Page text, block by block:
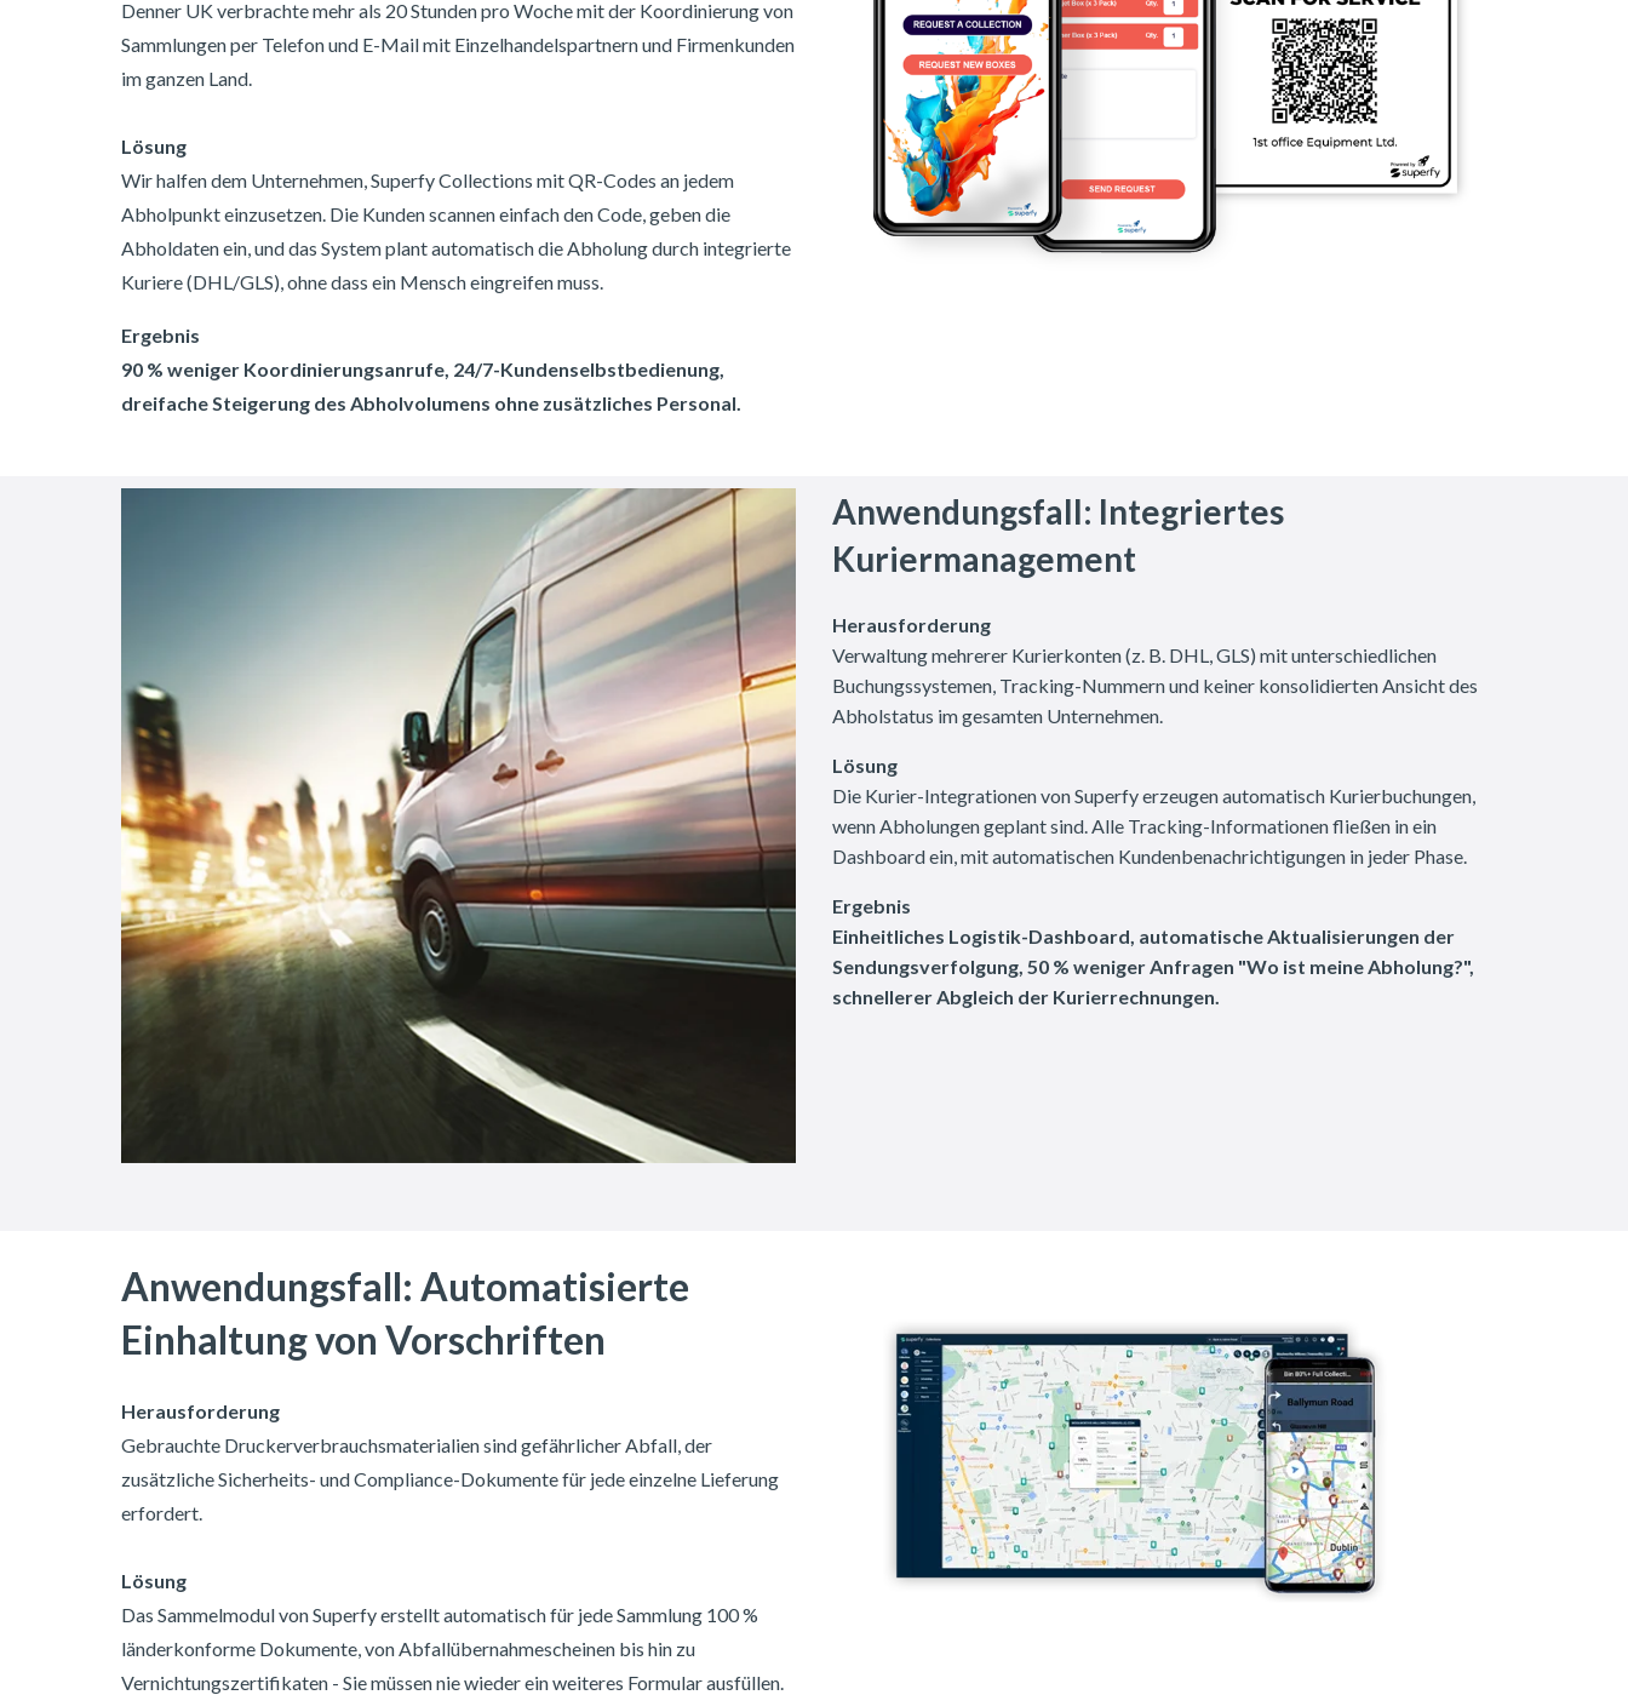
Denner UK verbrachte mehr als 20 Stunden pro Woche mit der Koordinierung von
Sammlungen per Telefon und E-Mail mit Einzelhandelspartnern und Firmenkunden
im ganzen Land.
Lösung
Wir halfen dem Unternehmen, Superfy Collections mit QR-Codes an jedem
Abholpunkt einzusetzen. Die Kunden scannen einfach den Code, geben die
Abholdaten ein, und das System plant automatisch die Abholung durch integrierte
Kuriere (DHL/GLS), ohne dass ein Mensch eingreifen muss.
Ergebnis
90 % weniger Koordinierungsanrufe, 24/7-Kundenselbstbedienung,
dreifache Steigerung des Abholvolumens ohne zusätzliches Personal.
Anwendungsfall: Integriertes
Kuriermanagement
Herausforderung
Verwaltung mehrerer Kurierkonten (z. B. DHL, GLS) mit unterschiedlichen
Buchungssystemen, Tracking-Nummern und keiner konsolidierten Ansicht des
Abholstatus im gesamten Unternehmen.
Lösung
Die Kurier-Integrationen von Superfy erzeugen automatisch Kurierbuchungen,
wenn Abholungen geplant sind. Alle Tracking-Informationen fließen in ein
Dashboard ein, mit automatischen Kundenbenachrichtigungen in jeder Phase.
Ergebnis
Einheitliches Logistik-Dashboard, automatische Aktualisierungen der
Sendungsverfolgung, 50 % weniger Anfragen "Wo ist meine Abholung?",
schnellerer Abgleich der Kurierrechnungen.
Anwendungsfall: Automatisierte
Einhaltung von Vorschriften
Herausforderung
Gebrauchte Druckerverbrauchsmaterialien sind gefährlicher Abfall, der
zusätzliche Sicherheits- und Compliance-Dokumente für jede einzelne Lieferung
erfordert.
Lösung
Das Sammelmodul von Superfy erstellt automatisch für jede Sammlung 100 %
länderkonforme Dokumente, von Abfallübernahmescheinen bis hin zu
Vernichtungszertifikaten - Sie müssen nie wieder ein weiteres Formular ausfüllen.